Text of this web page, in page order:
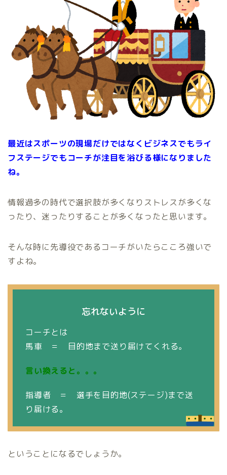
最近はスポーツの現場だけではなくビジネスでもライ
フステージでもコーチが注目を浴びる様になりました
ね。
情報過多の時代で選択肢が多くなりストレスが多くな
ったり、迷ったりすることが多くなったと思います。
そんな時に先導役であるコーチがいたらこころ強いで
すよね。
忘れないように
コーチとは
馬車 ＝ 目的地まで送り届けてくれる。
言い換えると。。。
指導者 ＝ 選手を目的地(ステージ)まで送
り届ける。
ということになるでしょうか。